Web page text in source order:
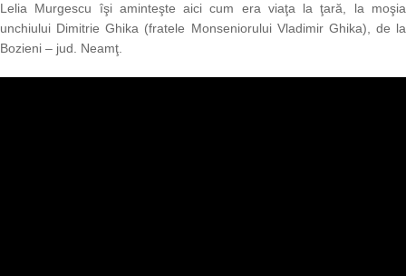
Lelia Murgescu îşi aminteşte aici cum era viaţa la ţară, la moşia
unchiului Dimitrie Ghika (fratele Monseniorului Vladimir Ghika), de la
Bozieni – jud. Neamţ.